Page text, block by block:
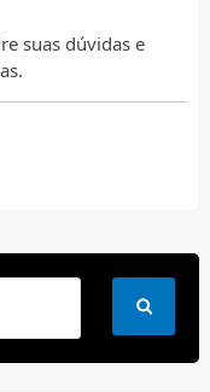
suas dúvidas e